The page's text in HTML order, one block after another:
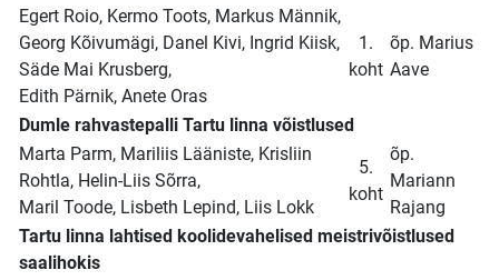
Egert Roio, Kermo Toots, Markus Männik,
Georg Kõivumägi, Danel Kivi, Ingrid Kiisk,
Säde Mai Krusberg,
Edith Pärnik, Anete Oras
1.
koht
õp. Marius
Aave
Dumle rahvastepalli Tartu linna võistlused
Marta Parm, Mariliis Lääniste, Krisliin
Rohtla, Helin-Liis Sõrra,
Maril Toode, Lisbeth Lepind, Liis Lokk
5.
koht
õp.
Mariann
Rajang
Tartu linna lahtised koolidevahelised meistrivõistlused
saalihokis